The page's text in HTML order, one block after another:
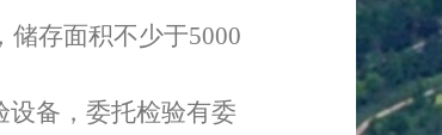
储存面积不少于5000
备，委托检验有委